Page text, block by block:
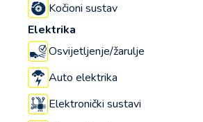
Kočioni sustav
Elektrika
Osvijetljenje/žarulje
Auto elektrika
Elektronički sustavi